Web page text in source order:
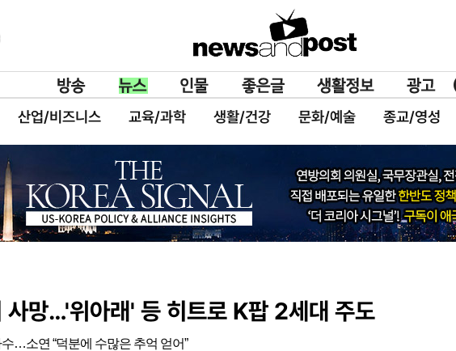
산업/비즈니스 교육/과학 생활/건강 문화/예술 종교/영성
사망…'위아래' 등 히트로 K팝 2세대 주도
…소연 “덕분에 수많은 추억 얻어”